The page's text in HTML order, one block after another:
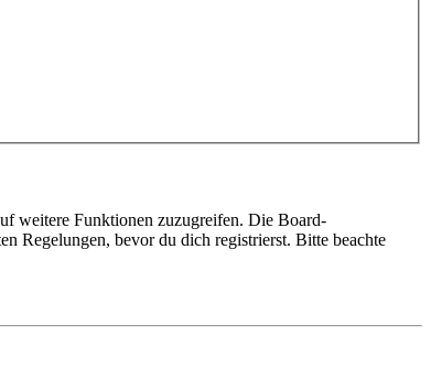
weitere Funktionen zuzugreifen. Die Board-
Regelungen, bevor du dich registrierst. Bitte beachte